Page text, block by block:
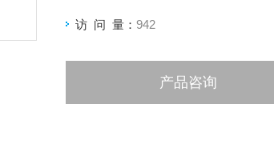
访 问 量： 942
产品咨询